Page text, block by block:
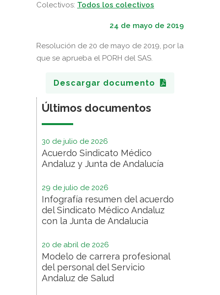
Colectivos: Todos los colectivos
24 de mayo de 2019
Resolución de 20 de mayo de 2019, por la
que se aprueba el PORH del SAS.
Descargar documento
Últimos documentos
30 de julio de 2026
Acuerdo Sindicato Médico
Andaluz y Junta de Andalucía
29 de julio de 2026
Infografía resumen del acuerdo
del Sindicato Médico Andaluz
con la Junta de Andalucia
20 de abril de 2026
Modelo de carrera profesional
del personal del Servicio
Andaluz de Salud